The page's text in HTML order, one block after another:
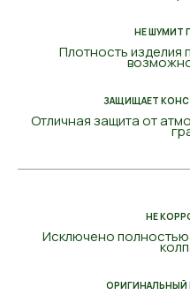
НЕ ШУМИТ
Плотность изделия
ЗАЩИЩАЕТ
Отличная защита от
НЕ
Исключено полностью
ОРИГИНАЛЬНЫЙ